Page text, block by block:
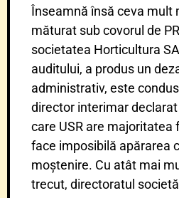
Înseamnă însă ceva mult
măturat sub covorul de
societatea Horticultura
auditului, a produs un
administrativ, este
director interimar declarat
care USR are majoritatea
face imposibilă apărarea
moștenire. Cu atât mai
trecut, directoratul